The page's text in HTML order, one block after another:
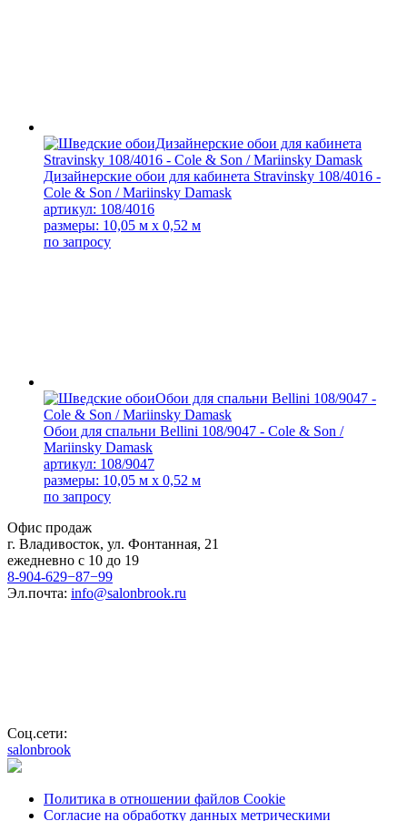
Дизайнерские обои для кабинета Stravinsky 108/4016 -
Cole & Son / Mariinsky Damask
артикул: 108/4016
размеры: 10,05 м x 0,52 м
по запросу
Обои для спальни Bellini 108/9047 - Cole & Son /
Mariinsky Damask
артикул: 108/9047
размеры: 10,05 м x 0,52 м
по запросу
Офис продаж
г. Владивосток, ул. Фонтанная, 21
ежедневно с 10 до 19
8-904-629−87−99
Эл.почта: info@salonbrook.ru
Соц.сети:
salonbrook
Политика в отношении файлов Cookie
Согласие на обработку данных метрическими